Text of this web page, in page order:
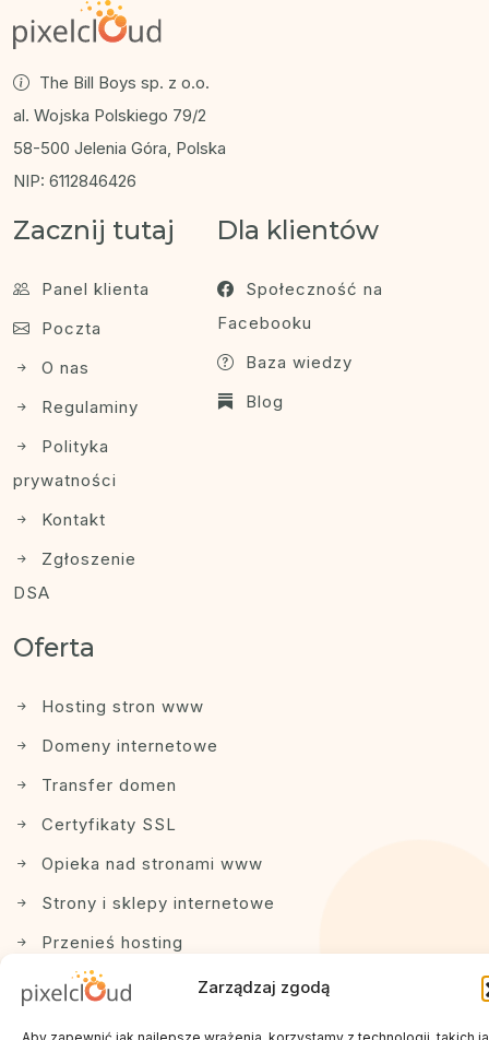
Zarządzaj zgodą
The Bill Boys sp. z o.o.
al. Wojska Polskiego 79/2
58-500 Jelenia Góra, Polska
NIP: 6112846426
Zacznij tutaj
Panel klienta
Poczta
O nas
Regulaminy
Polityka
prywatności
Kontakt
Zgłoszenie
DSA
Oferta
Hosting stron www
Domeny internetowe
Transfer domen
Certyfikaty SSL
Opieka nad stronami www
Strony i sklepy internetowe
Przenieś hosting
Dla klientów
Społeczność na
Facebooku
Baza wiedzy
Blog